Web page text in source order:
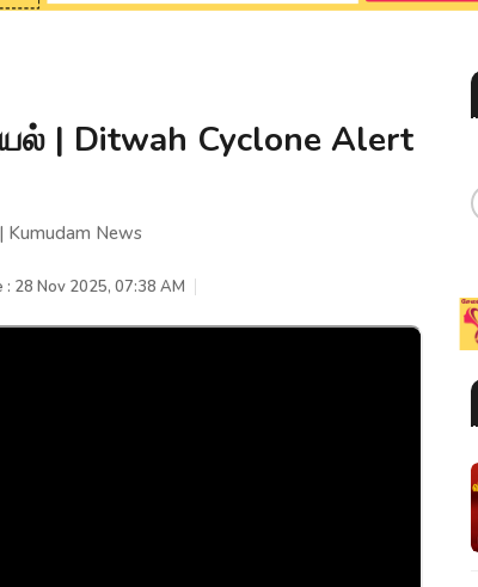
| Ditwah Cyclone Alert
News
: 28 Nov 2025, 07:38 AM